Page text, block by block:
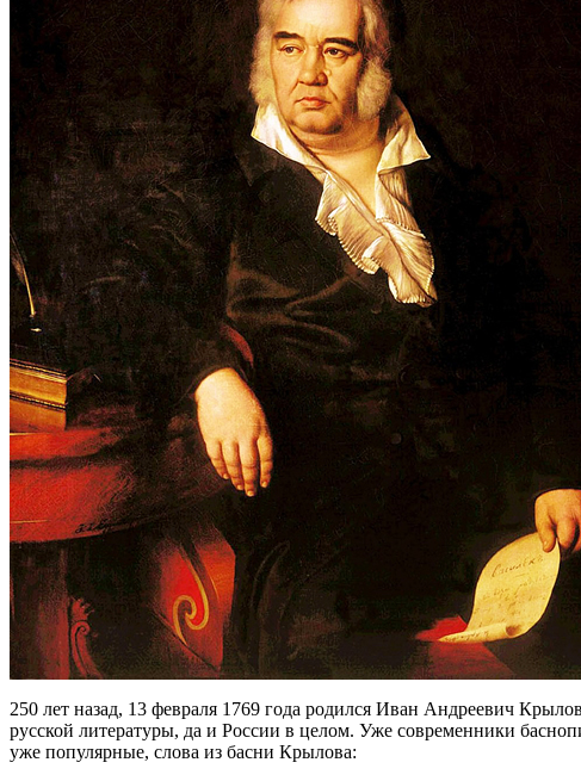
250 лет назад, 13 февраля 1769 года родился Иван Андреевич
русской литературы, да и России в целом. Уже современники
уже популярные, слова из басни Крылова: